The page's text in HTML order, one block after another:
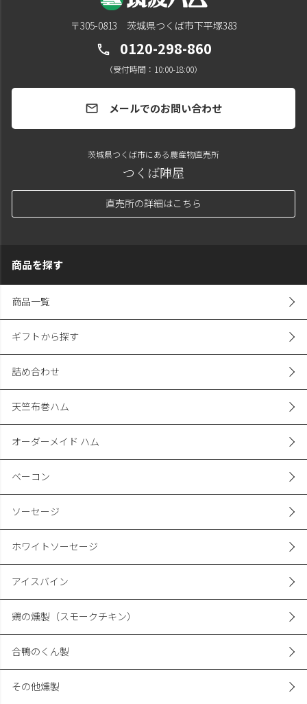
〒305-0813 茨城県つくば市下平塚383
call 0120-298-860
（受付時間：10:00-18:00）
mail メールでのお問い合わせ
茨城県つくば市にある農産物直売所
つくば陣屋
直売所の詳細はこちら
商品を探す
商品一覧
ギフトから探す
詰め合わせ
天竺布巻ハム
オーダーメイド ハム
ベーコン
ソーセージ
ホワイトソーセージ
アイスバイン
鶏の燻製（スモークチキン）
合鴨のくん製
その他燻製